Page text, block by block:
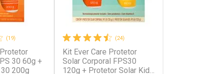
(19)
30 60g +
200g
(24)
Kit Ever Care Protetor
Solar Corporal FPS30
120g + Protetor Solar Kids